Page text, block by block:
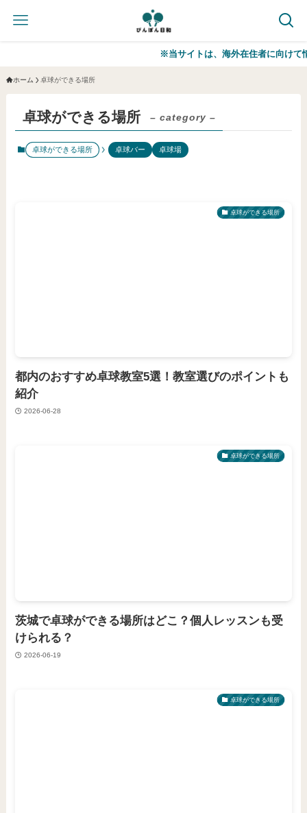
※当サイトは、海外在住者に向けて情報を
ホーム 卓球ができる場所
卓球ができる場所 – category –
卓球ができる場所 卓球バー 卓球場
卓球ができる場所
都内のおすすめ卓球教室5選！教室選びのポイントも
紹介
2026-06-28
卓球ができる場所
茨城で卓球ができる場所はどこ？個人レッスンも受
けられる？
2026-06-19
卓球ができる場所